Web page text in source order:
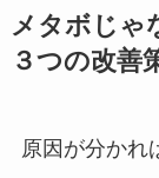
メタボじゃ
３つの改善
原因が分かれ